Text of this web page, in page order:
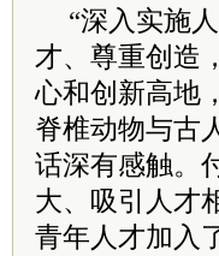
“深入实施
才、尊重创造
心和创新高地
脊椎动物与古
话深有感触。
大、吸引人才
青年人才加入